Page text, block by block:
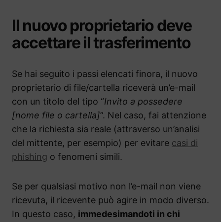
Il nuovo proprietario deve
accettare il trasferimento
Se hai seguito i passi elencati finora, il nuovo
proprietario di file/cartella riceverà un’e-mail
con un titolo del tipo “Invito a possedere
[nome file o cartella]”. Nel caso, fai attenzione
che la richiesta sia reale (attraverso un’analisi
del mittente, per esempio) per evitare casi di
phishing o fenomeni simili.
Se per qualsiasi motivo non l’e-mail non viene
ricevuta, il ricevente può agire in modo diverso.
In questo caso, immedesimandoti in chi